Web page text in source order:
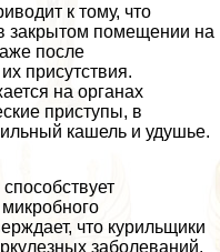
к тому, что
закрытом помещении на
после
присутствия.
на органах
приступы, в
кашель и удушье.
что курильщики
заболеваний,